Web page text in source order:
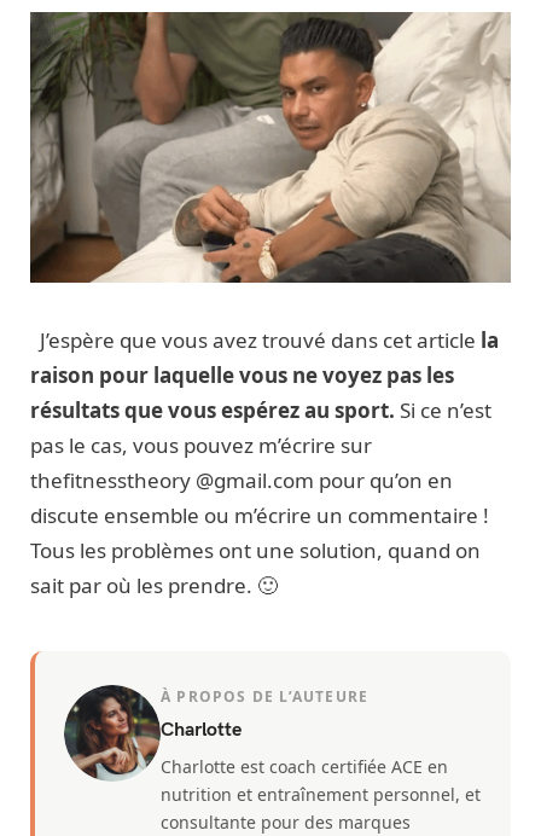
J’espère que vous avez trouvé dans cet article la
raison pour laquelle vous ne voyez pas les
résultats que vous espérez au sport. Si ce n’est
pas le cas, vous pouvez m’écrire sur
thefitnesstheory @gmail.com pour qu’on en
discute ensemble ou m’écrire un commentaire !
Tous les problèmes ont une solution, quand on
sait par où les prendre. 🙂
À PROPOS DE L’AUTEURE
Charlotte
Charlotte est coach certifiée ACE en
nutrition et entraînement personnel, et
consultante pour des marques